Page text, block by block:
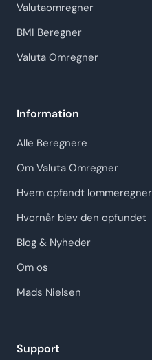
Valutaomregner
BMI Beregner
Valuta Omregner
Information
Alle Beregnere
Om Valuta Omregner
Hvem opfandt lommeregner
Hvornår blev den opfundet
Blog & Nyheder
Om os
Mads Nielsen
Support